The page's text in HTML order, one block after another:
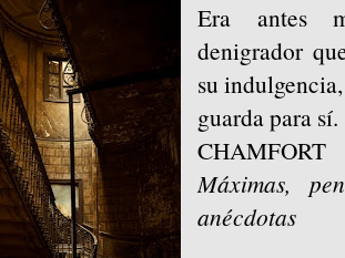
Era antes
denigrador
su
guarda para sí.
CHAMFORT
Máximas,
anécdotas